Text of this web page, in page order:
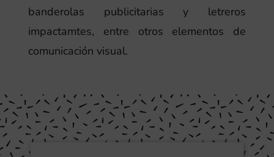
banderolas publicitarias y letreros
impactamtes, entre otros elementos de
comunicación visual.